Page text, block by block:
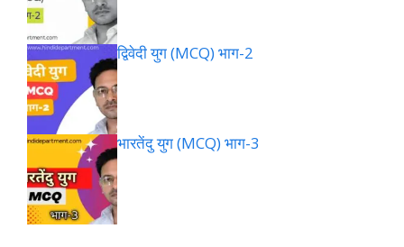
द्विवेदी युग (MCQ) भाग-2
भारतेंदु युग (MCQ) भाग-3